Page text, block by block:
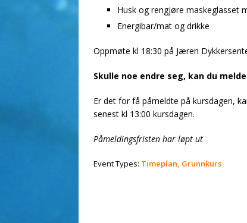
Husk og rengjøre maskeglasset
Energibar/mat og drikke
Oppmøte kl 18:30 på Jæren
Skulle noe endre seg, kan du
Er det for få påmeldte på kursdagen,
senest kl 13:00 kursdagen.
Påmeldingsfristen har løpt ut
Event Types: Timeplan, Grunnkurs